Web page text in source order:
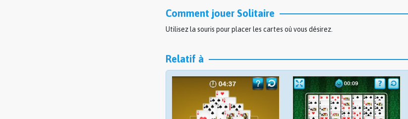
Comment jouer Solitaire
Utilisez la souris pour placer les cartes où vous désirez.
Relatif à